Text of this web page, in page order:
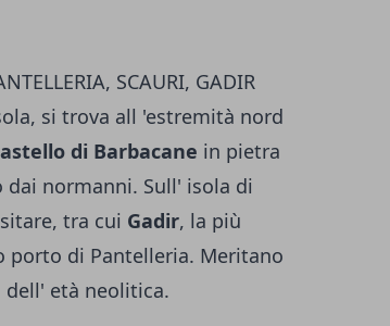
SCAURI, GADIR
si trova all 'estremità nord
di Barbacane in pietra
normanni. Sull' isola di
tra cui Gadir, la più
porto di Pantelleria. Meritano
età neolitica.